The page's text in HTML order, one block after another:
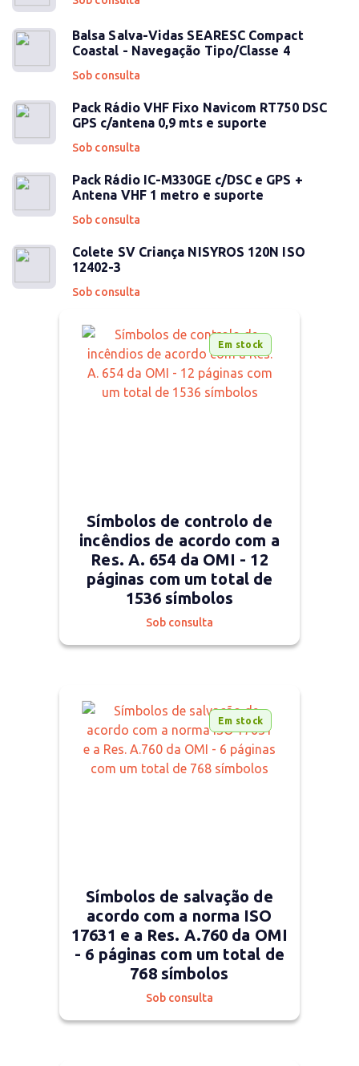
Balsa Salva-Vidas SEARESC Compact
Coastal - Navegação Tipo/Classe 4
Sob consulta
Pack Rádio VHF Fixo Navicom RT750 DSC
GPS c/antena 0,9 mts e suporte
Sob consulta
Pack Rádio IC-M330GE c/DSC e GPS +
Antena VHF 1 metro e suporte
Sob consulta
Colete SV Criança NISYROS 120N ISO
12402-3
Sob consulta
Em stock
Símbolos de controlo de
incêndios de acordo com a
Res. A. 654 da OMI - 12
páginas com um total de
1536 símbolos
Sob consulta
Em stock
Símbolos de salvação de
acordo com a norma ISO
17631 e a Res. A.760 da OMI
- 6 páginas com um total de
768 símbolos
Sob consulta